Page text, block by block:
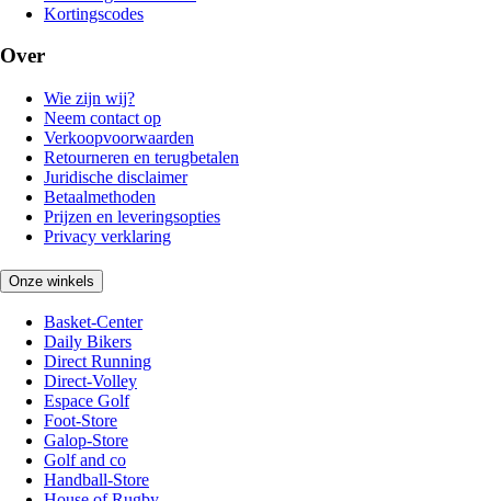
Kortingscodes
Over
Wie zijn wij?
Neem contact op
Verkoopvoorwaarden
Retourneren en terugbetalen
Juridische disclaimer
Betaalmethoden
Prijzen en leveringsopties
Privacy verklaring
Onze winkels
Basket-Center
Daily Bikers
Direct Running
Direct-Volley
Espace Golf
Foot-Store
Galop-Store
Golf and co
Handball-Store